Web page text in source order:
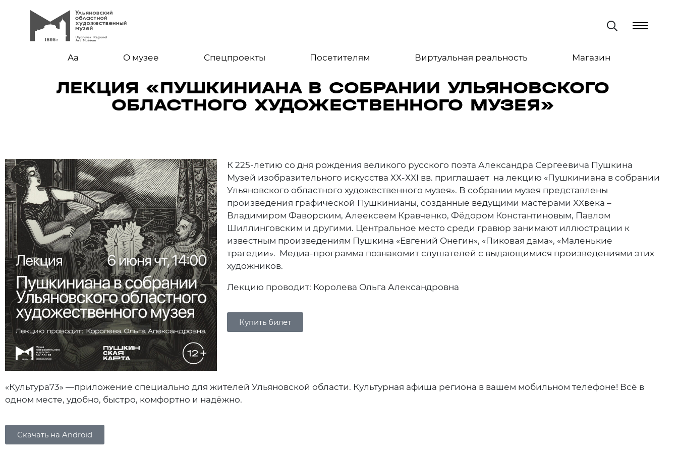
Aa О музее Спецпроекты Посетителям Виртуальная реальность Магазин
ЛЕКЦИЯ «ПУШКИНИАНА В СОБРАНИИ УЛЬЯНОВСКОГО
ОБЛАСТНОГО ХУДОЖЕСТВЕННОГО МУЗЕЯ»
К 225-летию со дня рождения великого русского поэта Александра Сергеевича Пушкина
Музей изобразительного искусства ХХ-ХХI вв. приглашает на лекцию «Пушкиниана в собрании
Ульяновского областного художественного музея». В собрании музея представлены
произведения графической Пушкинианы, созданные ведущими мастерами XXвека –
Владимиром Фаворским, Алеексеем Кравченко, Фёдором Константиновым, Павлом
Шиллинговским и другими. Центральное место среди гравюр занимают иллюстрации к
известным произведениям Пушкина «Евгений Онегин», «Пиковая дама», «Маленькие
трагедии». Медиа-программа познакомит слушателей с выдающимися произведениями этих
художников.
Лекцию проводит: Королева Ольга Александровна
Купить билет
«Культура73» —приложение специально для жителей Ульяновской области. Культурная афиша региона в вашем мобильном телефоне! Всё в
одном месте, удобно, быстро, комфортно и надёжно.
Скачать на Android